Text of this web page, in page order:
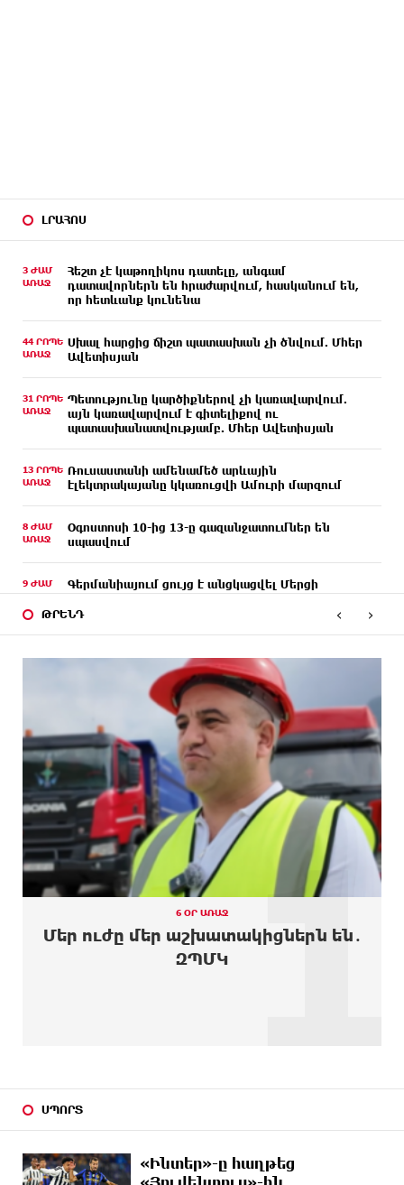
ԼՐԱՀՈՍ
3 ԺԱՄ
ԱՌԱՋ
Հեշտ չէ կաթողիկոս դատելը, անգամ
դատավորներն են հրաժարվում, հասկանում են,
որ հետևանք կունենա
44 ՐՈՊԵ
ԱՌԱՋ
Սխալ հարցից ճիշտ պատասխան չի ծնվում. Մհեր
Ավետիսյան
31 ՐՈՊԵ
ԱՌԱՋ
Պետությունը կարծիքներով չի կառավարվում.
այն կառավարվում է գիտելիքով ու
պատասխանատվությամբ. Մհեր Ավետիսյան
13 ՐՈՊԵ
ԱՌԱՋ
Ռուսաստանի ամենամեծ արևային
էլեկտրակայանը կկառուցվի Ամուրի մարզում
8 ԺԱՄ
ԱՌԱՋ
Օգոստոսի 10-ից 13-ը գազանջատումներ են
սպասվում
9 ԺԱՄ
ԱՌԱՋ
Գերմանիայում ցույց է անցկացվել Մերցի
կառավարության դեմ
23-ամյա ուսանողի մշակած հավելվածը
հարավկորեական App Store-ում շրջանցել է
նույնիսկ Google Maps-ը
10 ԺԱՄ
ԱՌԱՋ
Ռուսաստանի տարածքում ոչնչացվել է
ուկրաինական 360 անօդաչու թռչող սարք
10 ԺԱՄ
ԱՌԱՋ
Օգոստոսի 10-ին, 11-ին, 12-ին, 13-ին, 14-ին, 17-
ին, 18-ին և 20-ին հարյուրավոր հասցեներում
լույս չի լինելու
10 ԺԱՄ
Ողբերգական դեպք՝ Երևանում․ Կիևյան կամրջի
տակ հայտնաբերվել է տղամարդու մարմին
Ադրբեջանի Սարով գյուղում տանը 18-ամյա
աղջկա դի է հայտնաբերվել
պատուհաններն ու դռները
11 ԺԱՄ
Ալիևն ու Թրամփը հեռախոսազրույց են ունեցել
ԹՐԵՆԴ
6 ՕՐ ԱՌԱՋ
Մեր ուժը մեր աշխատակիցներն են․
ԶՊՄԿ
1
‹ ›
ՍՊՈՐՏ
«Ինտեր»-ը հաղթեց